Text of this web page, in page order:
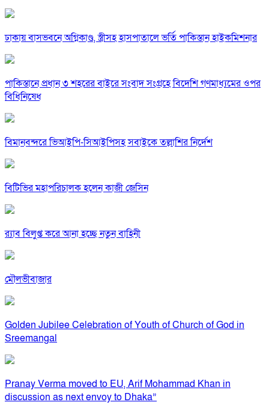
ঢাকায় বাসভবনে অগ্নিকাণ্ড, স্ত্রীসহ হাসপাতালে ভর্তি পাকিস্তান হাইকমিশনার
পাকিস্তানে প্রধান ৩ শহরের বাইরে সংবাদ সংগ্রহে বিদেশি গণমাধ্যমের ওপর
বিধিনিষেধ
বিমানবন্দরে ভিআইপি-সিআইপিসহ সবাইকে তল্লাশির নির্দেশ
বিটিভির মহাপরিচালক হলেন কাজী জেসিন
র‍্যাব বিলুপ্ত করে আনা হচ্ছে নতুন বাহিনী
মৌলভীবাজার
Golden Jubilee Celebration of Youth of Church of God in
Sreemangal
Pranay Verma moved to EU, Arif Mohammad Khan in
discussion as next envoy to Dhaka”